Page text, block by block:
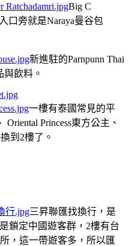
Big C
口旁就是Naraya曼谷包
新進駐的Parnpunn Thai
與飲料。
一樓有泰國常見的平
Princess東方公主、
到2樓了。
三昇聯匯找換行，是
鎖定中國遊客群，2樓有台
，這一帶遊客多，所以匯